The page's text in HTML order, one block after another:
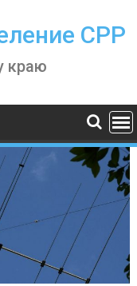
СРР
краю